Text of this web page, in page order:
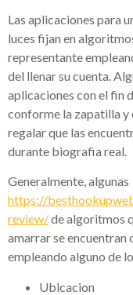
Las aplicaciones para
luces fijan en
representante
del llenar su cuenta.
aplicaciones con el fin
conforme la zapatilla y
regalar que las
durante biografia real.
Generalmente, algunas
https://
review/de algoritmos
amarrar se encuentran
empleando alguno de
Ubicacion